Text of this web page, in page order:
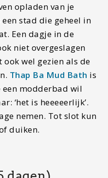
opladen van je
stad die geheel in
Een dagje in de
niet overgeslagen
wel gezien als de
Thap Ba Mud Bath is
een modderbad wil
‘het is heeeeerlijk’.
nemen. Tot slot kun
duiken.